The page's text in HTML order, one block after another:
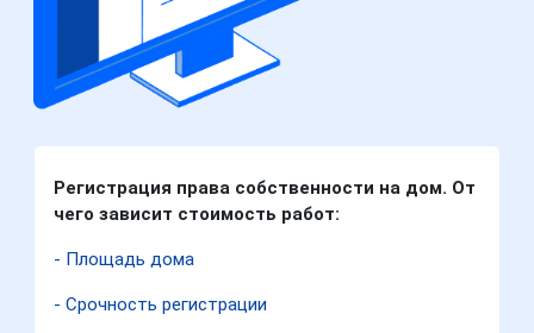
Регистрация права собственности на дом. От
чего зависит стоимость работ:
- Площадь дома
- Срочность регистрации